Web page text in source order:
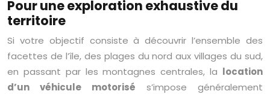
Pour une exploration exhaustive du
territoire
Si votre objectif consiste à découvrir l’ensemble des
facettes de l’île, des plages du nord aux villages du sud,
en passant par les montagnes centrales, la location
d’un véhicule motorisé s’impose généralement